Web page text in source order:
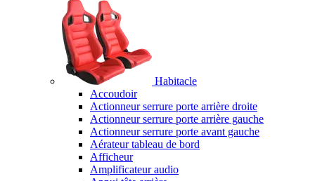
Habitacle
Accoudoir
Actionneur serrure porte arrière droite
Actionneur serrure porte arrière gauche
Actionneur serrure porte avant gauche
Aérateur tableau de bord
Afficheur
Amplificateur audio